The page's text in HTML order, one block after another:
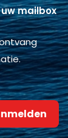
mailbox